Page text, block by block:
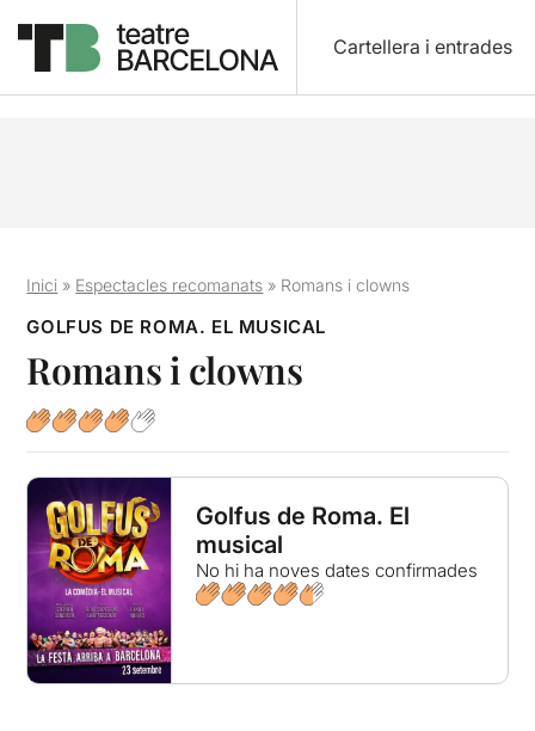
Cartellera i entrades
Inici » Espectacles recomanats » Romans i clowns
GOLFUS DE ROMA. EL MUSICAL
Romans i clowns
Golfus de Roma. El
musical
No hi ha noves dates confirmades